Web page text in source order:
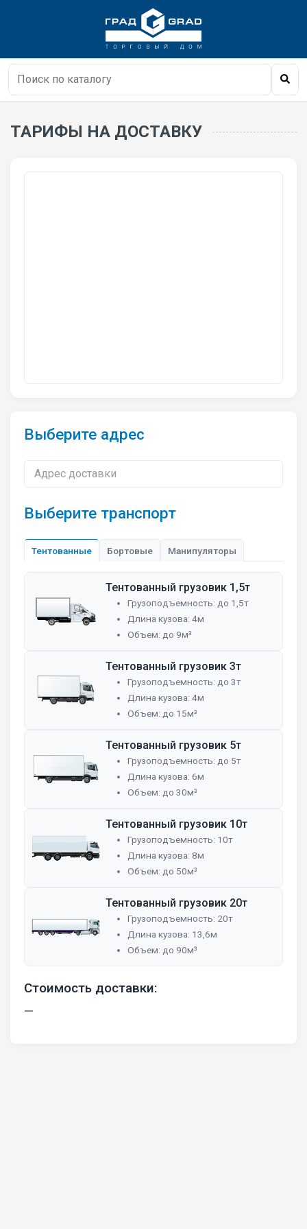
ТАРИФЫ НА ДОСТАВКУ
Выберите адрес
Адрес доставки
Выберите транспорт
Тентованные Бортовые Манипуляторы
Тентованный грузовик 1,5т
Грузоподъемность: до 1,5т
Длина кузова: 4м
Объем: до 9м³
Тентованный грузовик 3т
Грузоподъемность: до 3т
Длина кузова: 4м
Объем: до 15м³
Тентованный грузовик 5т
Грузоподъемность: до 5т
Длина кузова: 6м
Объем: до 30м³
Тентованный грузовик 10т
Грузоподъемность: 10т
Длина кузова: 8м
Объем: до 50м³
Тентованный грузовик 20т
Грузоподъемность: 20т
Длина кузова: 13,6м
Объем: до 90м³
Стоимость доставки:
—